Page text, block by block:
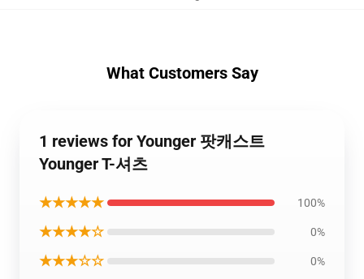
What Customers Say
1 reviews for Younger 팟캐스트
Younger T-셔츠
★★★★★ 100%
★★★★☆ 0%
★★★☆☆ 0%